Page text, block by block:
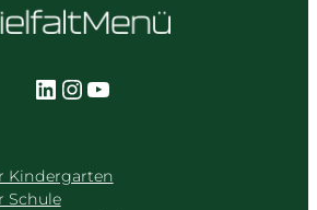
Kindergarten
Schule
LinkedIn
(öffnet in einem neuen Tab)
Instagram
(öffnet in einem neuen Tab)
YouTube
(öffnet in einem neuen